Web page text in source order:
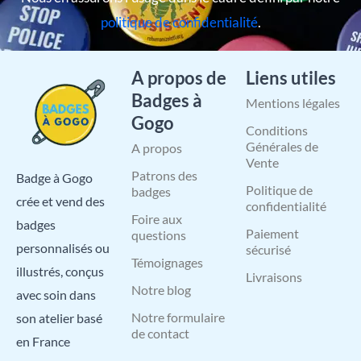
politique de confidentialité.
Badge à Gogo
crée et vend des
badges
personnalisés ou
illustrés, conçus
avec soin dans
son atelier basé
en France
A propos de
Badges à
Gogo
A propos
Patrons des
badges
Foire aux
questions
Témoignages
Notre blog
Notre formulaire
de contact
Liens utiles
Mentions légales
Conditions
Générales de
Vente
Politique de
confidentialité
Paiement
sécurisé
Livraisons